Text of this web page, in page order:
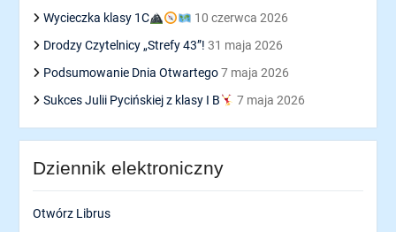
Wycieczka klasy 1C
10 czerwca 2026
Drodzy Czytelnicy „Strefy 43”! 31 maja 2026
Podsumowanie Dnia Otwartego 7 maja 2026
Sukces Julii Pycińskiej z klasy I B
7 maja 2026
Dziennik elektroniczny
Otwórz Librus